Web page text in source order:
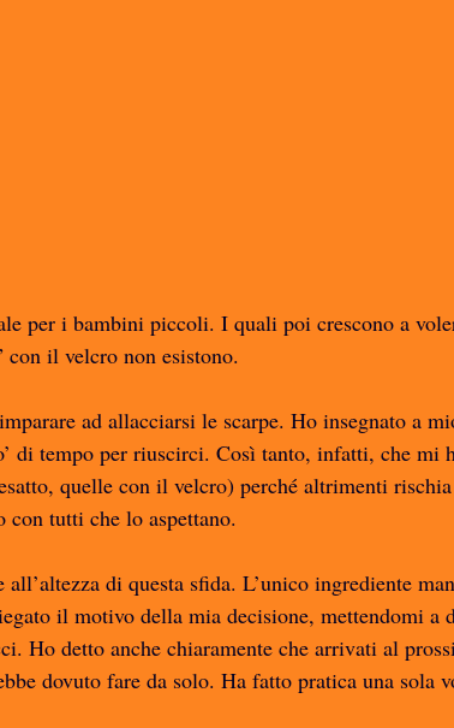
per i bambini piccoli. I quali poi crescono a
con il velcro non esistono.
ad allacciarsi le scarpe. Ho insegnato a
di tempo per riuscirci. Così tanto, infatti, che mi
quelle con il velcro) perché altrimenti
tutti che lo aspettano.
di questa sfida. L’unico ingrediente
il motivo della mia decisione, mettendomi a
Ho detto anche chiaramente che arrivati al
dovuto fare da solo. Ha fatto pratica una sola